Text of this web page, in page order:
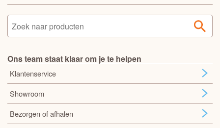
Ons team staat klaar om je te helpen
Klantenservice
Showroom
Bezorgen of afhalen